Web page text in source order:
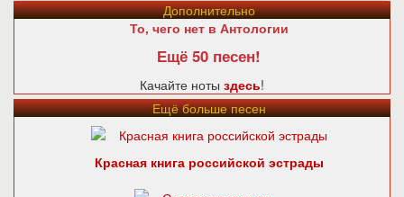
Дополнительно
То, чего нет в Антологии
Ещё 50 песен!
Качайте ноты здесь!
Ещё больше песен
Красная книга российской эстрады